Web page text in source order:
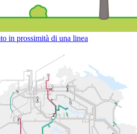
in prossimità di una linea